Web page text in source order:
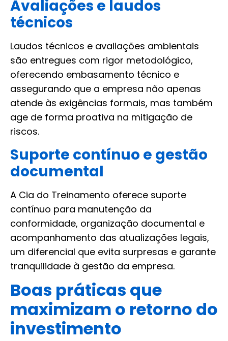
Avaliações e laudos
técnicos
Laudos técnicos e avaliações ambientais
são entregues com rigor metodológico,
oferecendo embasamento técnico e
assegurando que a empresa não apenas
atende às exigências formais, mas também
age de forma proativa na mitigação de
riscos.
Suporte contínuo e gestão
documental
A Cia do Treinamento oferece suporte
contínuo para manutenção da
conformidade, organização documental e
acompanhamento das atualizações legais,
um diferencial que evita surpresas e garante
tranquilidade à gestão da empresa.
Boas práticas que
maximizam o retorno do
investimento